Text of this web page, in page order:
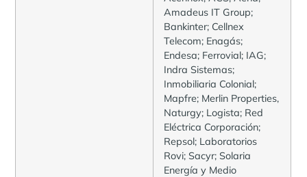
Amadeus IT Group;
Bankinter; Cellnex
Telecom; Enagás;
Endesa; Ferrovial; IAG;
Indra Sistemas;
Inmobiliaria Colonial;
Mapfre; Merlin Properties,
Naturgy; Logista; Red
Eléctrica Corporación;
Repsol; Laboratorios
Rovi; Sacyr; Solaria
Energía y Medio